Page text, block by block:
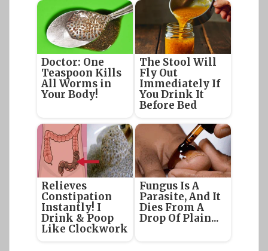
Doctor: One
Teaspoon Kills
All Worms in
Your Body!
The Stool Will
Fly Out
Immediately If
You Drink It
Before Bed
Relieves
Constipation
Instantly! I
Drink & Poop
Like Clockwork
Fungus Is A
Parasite, And It
Dies From A
Drop Of Plain...